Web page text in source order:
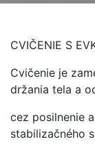
CVIČENIE S
Cvičenie je
držania tela a
cez posilnenie
stabilizačného